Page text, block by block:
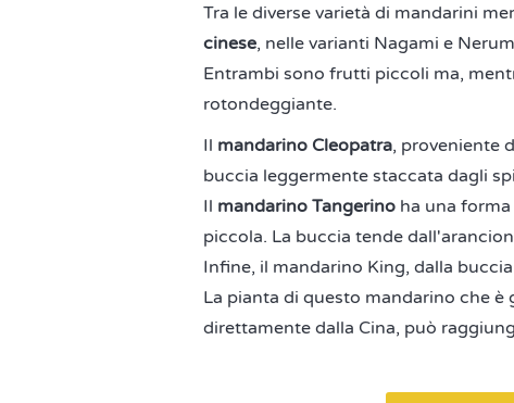
Tra le diverse varietà di mandarini
cinese, nelle varianti Nagami e
Entrambi sono frutti piccoli ma,
rotondeggiante.
Il mandarino Cleopatra, proveniente
buccia leggermente staccata dagli
Il mandarino Tangerino ha una
piccola. La buccia tende
Infine, il mandarino King, dalla
La pianta di questo mandarino che
direttamente dalla Cina, può